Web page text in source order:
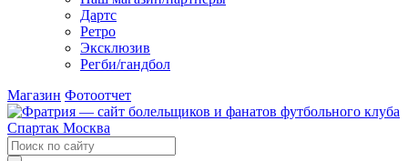
Дартс
Ретро
Эксклюзив
Регби/гандбол
Магазин Фотоотчет